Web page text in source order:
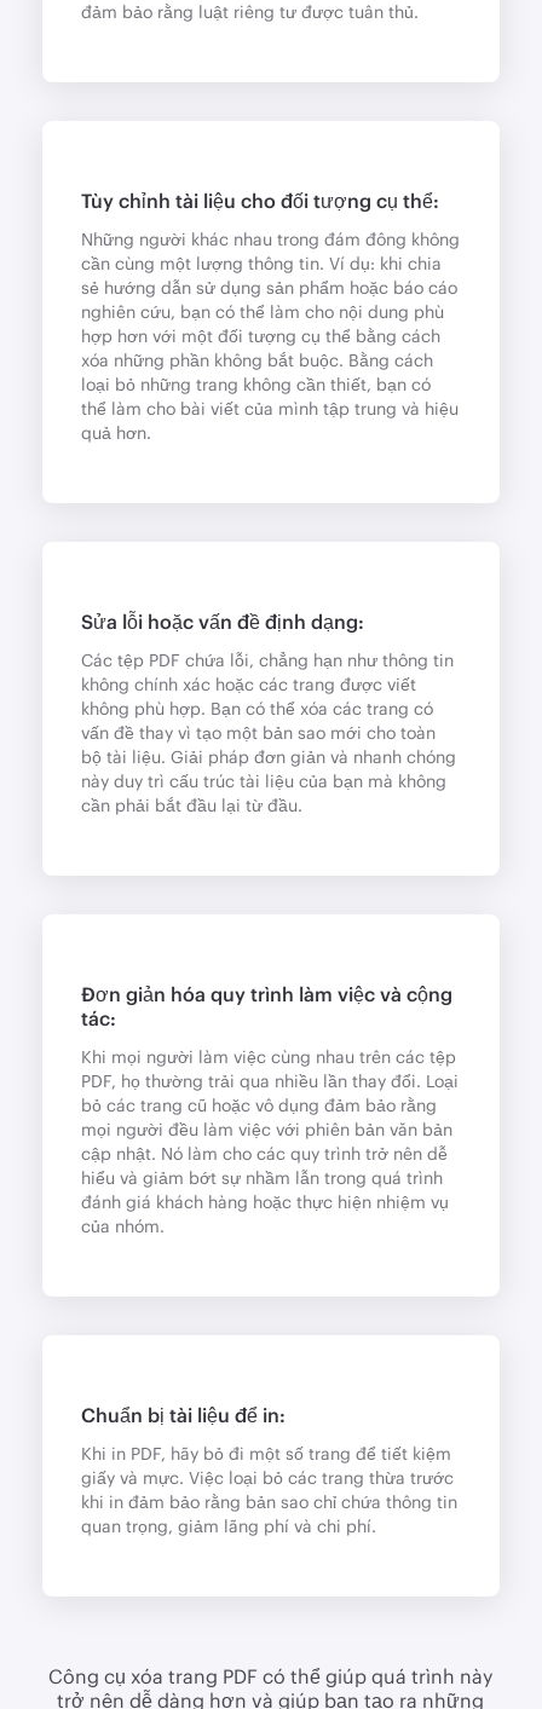
đảm bảo rằng luật riêng tư được tuân thủ.
Tùy chỉnh tài liệu cho đối tượng cụ thể:
Những người khác nhau trong đám đông không
cần cùng một lượng thông tin. Ví dụ: khi chia
sẻ hướng dẫn sử dụng sản phẩm hoặc báo cáo
nghiên cứu, bạn có thể làm cho nội dung phù
hợp hơn với một đối tượng cụ thể bằng cách
xóa những phần không bắt buộc. Bằng cách
loại bỏ những trang không cần thiết, bạn có
thể làm cho bài viết của mình tập trung và hiệu
quả hơn.
Sửa lỗi hoặc vấn đề định dạng:
Các tệp PDF chứa lỗi, chẳng hạn như thông tin
không chính xác hoặc các trang được viết
không phù hợp. Bạn có thể xóa các trang có
vấn đề thay vì tạo một bản sao mới cho toàn
bộ tài liệu. Giải pháp đơn giản và nhanh chóng
này duy trì cấu trúc tài liệu của bạn mà không
cần phải bắt đầu lại từ đầu.
Đơn giản hóa quy trình làm việc và cộng
tác:
Khi mọi người làm việc cùng nhau trên các tệp
PDF, họ thường trải qua nhiều lần thay đổi. Loại
bỏ các trang cũ hoặc vô dụng đảm bảo rằng
mọi người đều làm việc với phiên bản văn bản
cập nhật. Nó làm cho các quy trình trở nên dễ
hiểu và giảm bớt sự nhầm lẫn trong quá trình
đánh giá khách hàng hoặc thực hiện nhiệm vụ
của nhóm.
Chuẩn bị tài liệu để in:
Khi in PDF, hãy bỏ đi một số trang để tiết kiệm
giấy và mực. Việc loại bỏ các trang thừa trước
khi in đảm bảo rằng bản sao chỉ chứa thông tin
quan trọng, giảm lãng phí và chi phí.
Công cụ xóa trang PDF có thể giúp quá trình này
trở nên dễ dàng hơn và giúp bạn tạo ra những